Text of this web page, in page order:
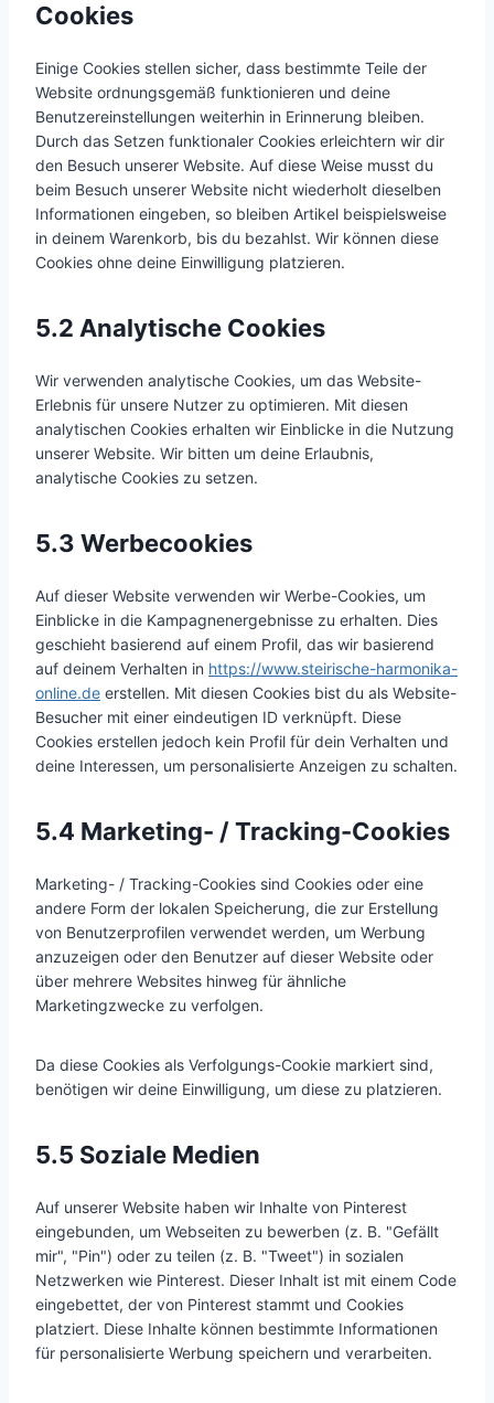
Cookies
Einige Cookies stellen sicher, dass bestimmte Teile der
Website ordnungsgemäß funktionieren und deine
Benutzereinstellungen weiterhin in Erinnerung bleiben.
Durch das Setzen funktionaler Cookies erleichtern wir dir
den Besuch unserer Website. Auf diese Weise musst du
beim Besuch unserer Website nicht wiederholt dieselben
Informationen eingeben, so bleiben Artikel beispielsweise
in deinem Warenkorb, bis du bezahlst. Wir können diese
Cookies ohne deine Einwilligung platzieren.
5.2 Analytische Cookies
Wir verwenden analytische Cookies, um das Website-
Erlebnis für unsere Nutzer zu optimieren. Mit diesen
analytischen Cookies erhalten wir Einblicke in die Nutzung
unserer Website. Wir bitten um deine Erlaubnis,
analytische Cookies zu setzen.
5.3 Werbecookies
Auf dieser Website verwenden wir Werbe-Cookies, um
Einblicke in die Kampagnenergebnisse zu erhalten. Dies
geschieht basierend auf einem Profil, das wir basierend
auf deinem Verhalten in https://www.steirische-harmonika-
online.de erstellen. Mit diesen Cookies bist du als Website-
Besucher mit einer eindeutigen ID verknüpft. Diese
Cookies erstellen jedoch kein Profil für dein Verhalten und
deine Interessen, um personalisierte Anzeigen zu schalten.
5.4 Marketing- / Tracking-Cookies
Marketing- / Tracking-Cookies sind Cookies oder eine
andere Form der lokalen Speicherung, die zur Erstellung
von Benutzerprofilen verwendet werden, um Werbung
anzuzeigen oder den Benutzer auf dieser Website oder
über mehrere Websites hinweg für ähnliche
Marketingzwecke zu verfolgen.
Da diese Cookies als Verfolgungs-Cookie markiert sind,
benötigen wir deine Einwilligung, um diese zu platzieren.
5.5 Soziale Medien
Auf unserer Website haben wir Inhalte von Pinterest
eingebunden, um Webseiten zu bewerben (z. B. "Gefällt
mir", "Pin") oder zu teilen (z. B. "Tweet") in sozialen
Netzwerken wie Pinterest. Dieser Inhalt ist mit einem Code
eingebettet, der von Pinterest stammt und Cookies
platziert. Diese Inhalte können bestimmte Informationen
für personalisierte Werbung speichern und verarbeiten.